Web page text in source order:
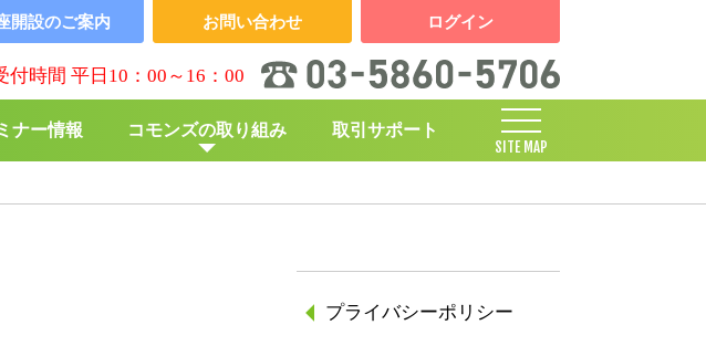
ナー情報 コモンズの取り組み 取引サポート
SITE MAP
開設のご案内 お問い合わせ ログイン
付時間 平日10：00～16：00
プライバシーポリシー